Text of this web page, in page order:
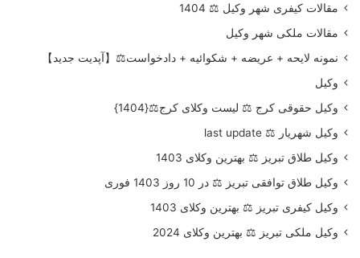
مقالات کیفری شهر وکیل ⚖️ 1404
مقالات ملکی شهر وکیل
نمونه لایحه + عریضه + شکوائیه + دادخواست⚖️【آپدیت جدید】
وکیل
وکیل حقوقی کرج ⚖️ لیست وکلای کرج⚖️{1404}
وکیل شهریار ⚖️ last update
وکیل طلاق تبریز ⚖️ بهترین وکلای 1403
وکیل طلاق توافقی تبریز ⚖️ در 10 روز 1403 فوری
وکیل کیفری تبریز ⚖️ بهترین وکلای 1403
وکیل ملکی تبریز ⚖️ بهترین وکلای 2024